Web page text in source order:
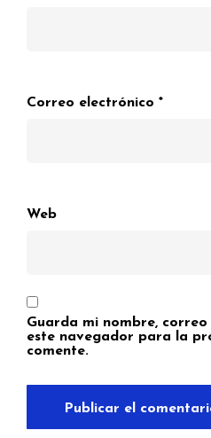
Correo electrónico *
Web
Guarda mi nombre,
este navegador para la
comente.